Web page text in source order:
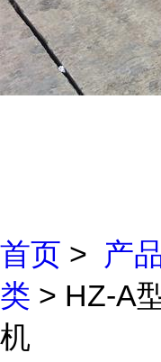
首页 > 产
类 > HZ-A
机